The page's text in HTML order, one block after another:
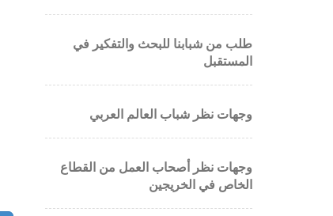
طلب من شبابنا للبحث والتفكير في
المستقبل
وجهات نظر شباب العالم العربي
وجهات نظر أصحاب العمل من القطاع
الخاص في الخريجين